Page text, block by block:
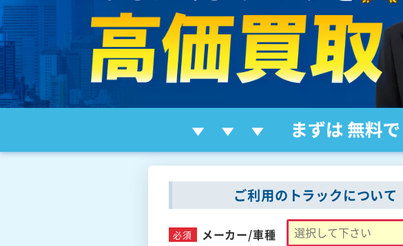
ご利用のトラックについて
必須 メーカー/車種